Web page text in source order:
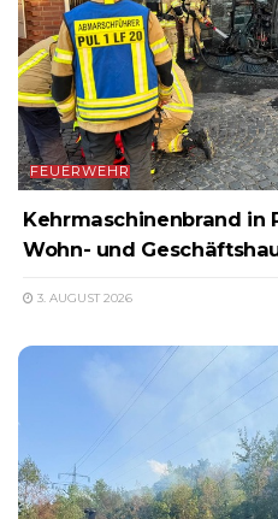
FEUERWEHR
Kehrmaschinenbrand in
Wohn- und
3. AUGUST 2026